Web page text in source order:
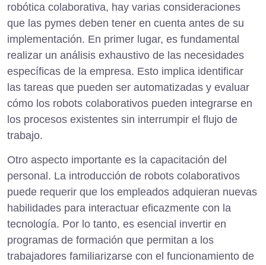
robótica colaborativa, hay varias consideraciones
que las pymes deben tener en cuenta antes de su
implementación. En primer lugar, es fundamental
realizar un análisis exhaustivo de las necesidades
específicas de la empresa. Esto implica identificar
las tareas que pueden ser automatizadas y evaluar
cómo los robots colaborativos pueden integrarse en
los procesos existentes sin interrumpir el flujo de
trabajo.
Otro aspecto importante es la capacitación del
personal. La introducción de robots colaborativos
puede requerir que los empleados adquieran nuevas
habilidades para interactuar eficazmente con la
tecnología. Por lo tanto, es esencial invertir en
programas de formación que permitan a los
trabajadores familiarizarse con el funcionamiento de